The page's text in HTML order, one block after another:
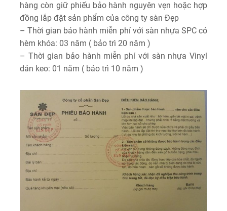
hàng còn giữ phiếu bảo hành nguyên vẹn hoặc hợp
đồng lắp đặt sản phẩm của công ty sàn Đẹp
– Thời gian bảo hành miễn phí với sàn nhựa SPC có
hèm khóa: 03 năm ( bảo trì 20 năm )
– Thời gian bảo hành miễn phí với sàn nhựa Vinyl
dán keo: 01 năm ( bảo trì 10 năm )